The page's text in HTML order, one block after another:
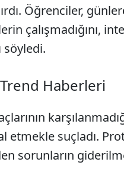
Öğrenciler,
çalışmadığını,
söyledi.
Haberleri
etmekle suçladı.
sorunların